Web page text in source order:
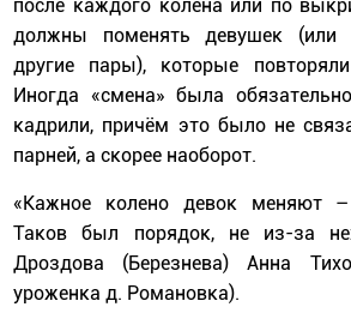
после каждого колена или по
должны поменять девушек (или
другие пары), которые
Иногда «смена» была
кадрили, причём это было не
парней, а скорее наоборот.
«Кажное колено девок меняют
Таков был порядок, не из-за
Дроздова (Березнева) Анна
уроженка д. Романовка).